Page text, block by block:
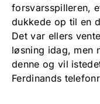
forsvarsspilleren,
dukkede op til en
Det var ellers
løsning idag, men
denne og vil
Ferdinands